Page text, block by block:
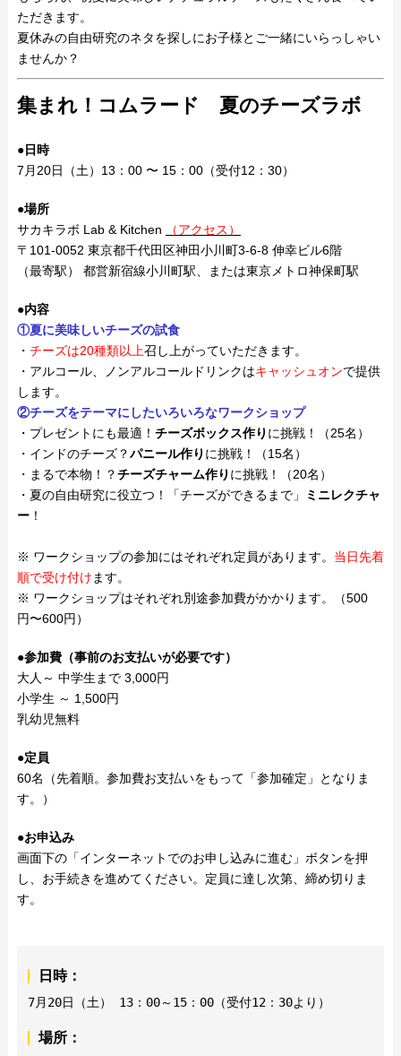
ただきます。
夏休みの自由研究のネタを探しにお子様とご一緒にいらっしゃい
ませんか？
集まれ！コムラード 夏のチーズラボ
●日時
7月20日（土）13：00 〜 15：00（受付12：30）
●場所
サカキラボ Lab & Kitchen
（アクセス）
〒101-0052 東京都千代田区神田小川町3-6-8 伸幸ビル6階
（最寄駅） 都営新宿線小川町駅、または東京メトロ神保町駅
●内容
①夏に美味しいチーズの試食
・ チーズは20種類以上召し上がっていただきます。
・アルコール、ノンアルコールドリンクはキャッシュオンで提供
します。
②チーズをテーマにしたいろいろなワークショップ
・プレゼントにも最適！ チーズボックス作り に挑戦！（25名）
・インドのチーズ？パニール作り に挑戦！（15名）
・まるで本物！？チーズチャーム作り に挑戦！（20名）
・夏の自由研究に役立つ！「チーズができるまで」
ミニレクチャ
ー！
※ ワークショップの参加にはそれぞれ定員があります。 当日先着
順で受け付けます。
※ ワークショップはそれぞれ別途参加費がかかります。（500
円〜600円）
●参加費（事前のお支払いが必要です）
大人～ 中学生まで 3,000円
小学生 ～ 1,500円
乳幼児無料
●定員
60名（先着順。参加費お支払いをもって「参加確定」となりま
す。）
●お申込み
画面下の「インターネットでのお申し込みに進む」ボタンを押
し、お手続きを進めてください。定員に達し次第、締め切りま
す。
日時：
7月20日（土） 13：00～15：00（受付12：30より）
場所：